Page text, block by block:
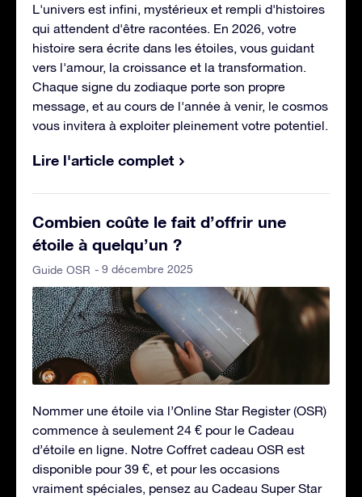
L'univers est infini, mystérieux et rempli d'histoires
qui attendent d'être racontées. En 2026, votre
histoire sera écrite dans les étoiles, vous guidant
vers l'amour, la croissance et la transformation.
Chaque signe du zodiaque porte son propre
message, et au cours de l'année à venir, le cosmos
vous invitera à exploiter pleinement votre potentiel.
Lire l'article complet
Combien coûte le fait d’offrir une
étoile à quelqu’un ?
Guide OSR - 9 décembre 2025
Nommer une étoile via l’Online Star Register (OSR)
commence à seulement 24 € pour le Cadeau
d’étoile en ligne. Notre Coffret cadeau OSR est
disponible pour 39 €, et pour les occasions
vraiment spéciales, pensez au Cadeau Super Star